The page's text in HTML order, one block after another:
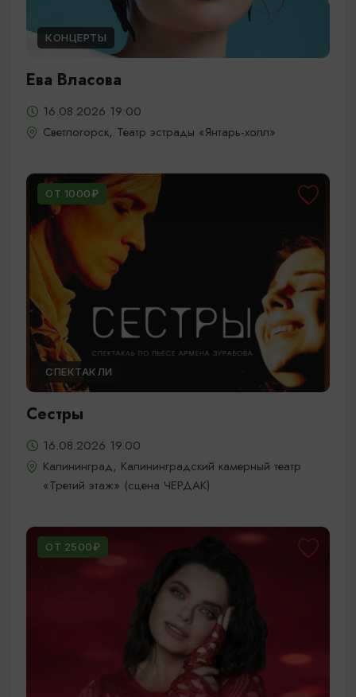
КОНЦЕРТЫ
Ева Власова
16.08.2026 19:00
Светлогорск, Театр эстрады «Янтарь-холл»
ОТ 1000₽
СПЕКТАКЛИ
Сестры
16.08.2026 19.00
Калининград, Калининградский камерный театр
«Третий этаж» (сцена ЧЕРДАК)
ОТ 2500₽